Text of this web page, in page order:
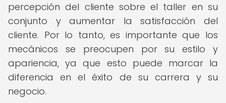
percepción del cliente sobre el taller en su
conjunto y aumentar la satisfacción del
cliente. Por lo tanto, es importante que los
mecánicos se preocupen por su estilo y
apariencia, ya que esto puede marcar la
diferencia en el éxito de su carrera y su
negocio.